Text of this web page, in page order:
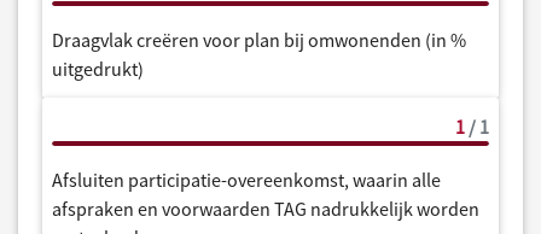
Draagvlak creëren voor plan bij omwonenden (in %
uitgedrukt)
1 / 1
Afsluiten participatie-overeenkomst, waarin alle
afspraken en voorwaarden TAG nadrukkelijk worden